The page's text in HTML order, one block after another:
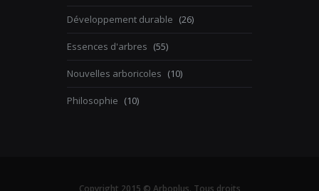
Développement durable (26)
Essences d'arbres (55)
Nouvelles arboricoles (10)
Philosophie (10)